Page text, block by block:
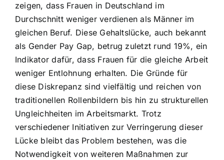
zeigen, dass Frauen in Deutschland im
Durchschnitt weniger verdienen als Männer im
gleichen Beruf. Diese Gehaltslücke, auch bekannt
als Gender Pay Gap, betrug zuletzt rund 19%, ein
Indikator dafür, dass Frauen für die gleiche Arbeit
weniger Entlohnung erhalten. Die Gründe für
diese Diskrepanz sind vielfältig und reichen von
traditionellen Rollenbildern bis hin zu strukturellen
Ungleichheiten im Arbeitsmarkt. Trotz
verschiedener Initiativen zur Verringerung dieser
Lücke bleibt das Problem bestehen, was die
Notwendigkeit von weiteren Maßnahmen zur